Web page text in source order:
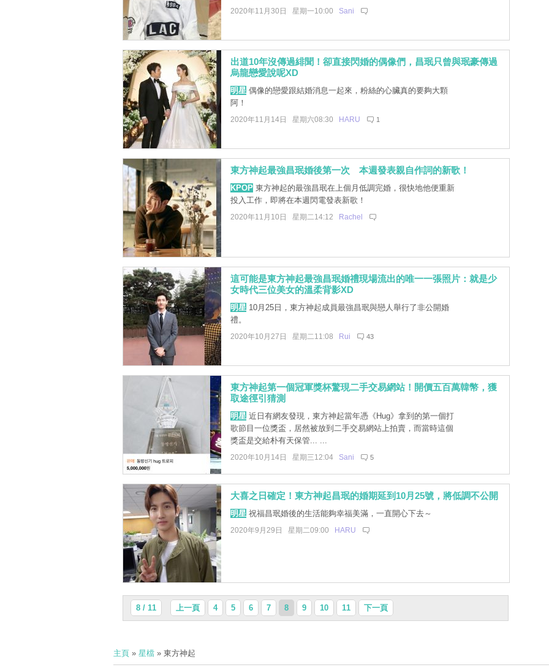
2020年11月30日 星期一10:00 Sani
出道10年沒傳過緋聞！卻直接閃婚的偶像們，昌珉只曾與珉豪傳過
烏龍戀愛說呢XD
明星偶像的戀愛跟結婚消息一起來，粉絲的心臟真的要夠大顆
阿！
2020年11月14日 星期六08:30 HARU 1
東方神起最強昌珉婚後第一次 本週發表親自作詞的新歌！
KPOP東方神起的最強昌珉在上個月低調完婚，很快地他便重新
投入工作，即將在本週閃電發表新歌！
2020年11月10日 星期二14:12 Rachel
這可能是東方神起最強昌珉婚禮現場流出的唯一一張照片：就是少
女時代三位美女的溫柔背影XD
明星10月25日，東方神起成員最強昌珉與戀人舉行了非公開婚
禮。
2020年10月27日 星期二11:08 Rui 43
東方神起第一個冠軍獎杯驚現二手交易網站！開價五百萬韓幣，獲
取途徑引猜測
明星近日有網友發現，東方神起當年憑《Hug》拿到的第一個打
歌節目一位獎盃，居然被放到二手交易網站上拍賣，而當時這個
獎盃是交給朴有天保管... ...
2020年10月14日 星期三12:04 Sani 5
大喜之日確定！東方神起昌珉的婚期延到10月25號，將低調不公開
明星祝福昌珉婚後的生活能夠幸福美滿，一直開心下去～
2020年9月29日 星期二09:00 HARU
8 / 11 上一頁 4 5 6 7 8 9 10 11 下一頁
主頁» 星檔» 東方神起